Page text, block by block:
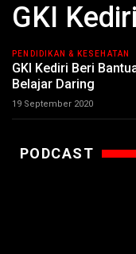
GKI Kediri
PENDIDIKAN & KESEHATAN
GKI Kediri Beri
Belajar Daring
19 September 2020
PODCAST